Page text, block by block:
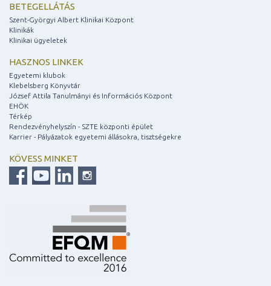
BETEGELLÁTÁS
Szent-Györgyi Albert Klinikai Központ
Klinikák
Klinikai ügyeletek
HASZNOS LINKEK
Egyetemi klubok
Klebelsberg Könyvtár
József Attila Tanulmányi és Információs Központ
EHÖK
Térkép
Rendezvényhelyszín - SZTE központi épület
Karrier - Pályázatok egyetemi állásokra, tisztségekre
KÖVESS MINKET